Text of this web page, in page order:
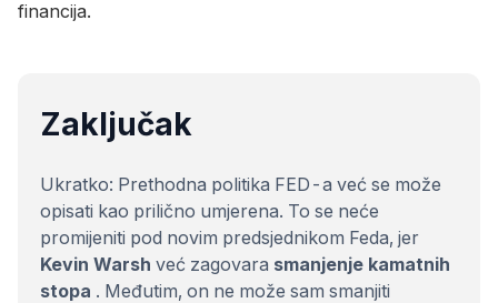
financija.
Zaključak
Ukratko: Prethodna politika FED-a već se može
opisati kao prilično umjerena. To se neće
promijeniti pod novim predsjednikom Feda, jer
Kevin Warsh već zagovara smanjenje kamatnih
stopa . Međutim, on ne može sam smanjiti